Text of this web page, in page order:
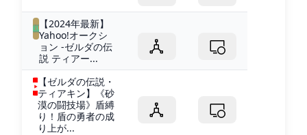
【2024年最新】
Yahoo!オークシ
ョン -ゼルダの伝
説 ティアー...
【ゼルダの伝説・
ティアキン】《砂
漠の闘技場》盾縛
り！盾の勇者の成
り上が...